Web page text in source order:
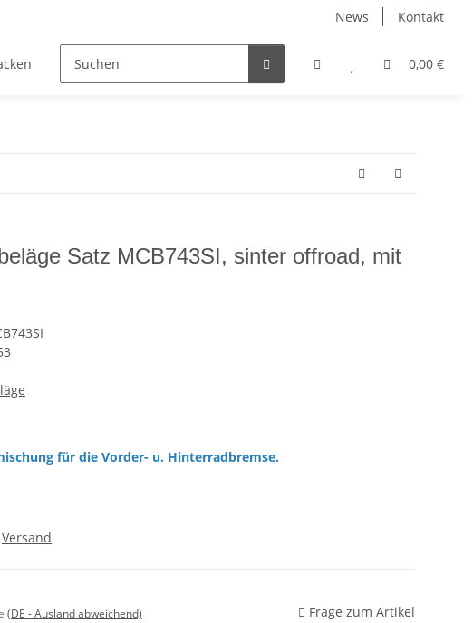
News Kontakt
0,00 €
Zubehör
Satz MCB743SI, sinter offroad, mit
für die Vorder- u. Hinterradbremse.
Versand
(DE - Ausland abweichend) Frage zum Artikel